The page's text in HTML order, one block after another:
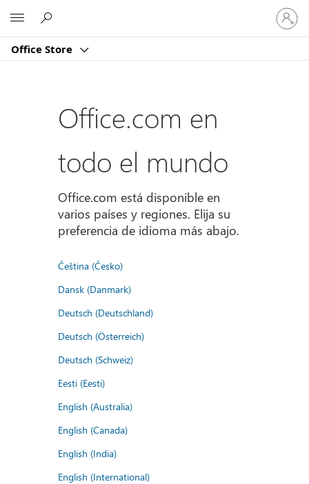
Office Store
Iniciar
sesión
en
cuenta
Office.com en
todo el mundo
Office.com está disponible en
varios países y regiones. Elija su
preferencia de idioma más abajo.
Čeština (Česko)
Dansk (Danmark)
Deutsch (Deutschland)
Deutsch (Österreich)
Deutsch (Schweiz)
Eesti (Eesti)
English (Australia)
English (Canada)
English (India)
English (International)